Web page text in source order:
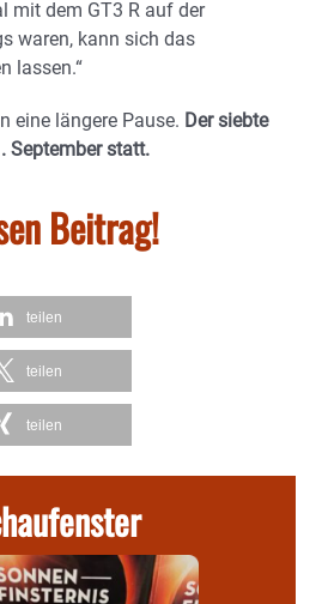
mit dem GT3 R auf der
waren, kann sich das
lassen.“
eine längere Pause. Der siebte
September statt.
Beitrag!
teilen
teilen
teilen